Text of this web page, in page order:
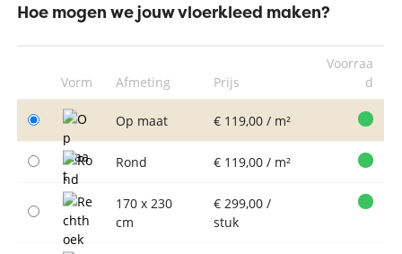
Hoe mogen we jouw vloerkleed maken?
Vorm Afmeting Prijs
Voorraa
d
Op maat € 119,00 / m²
Rond € 119,00 / m²
170 x 230
cm
€ 299,00 /
stuk